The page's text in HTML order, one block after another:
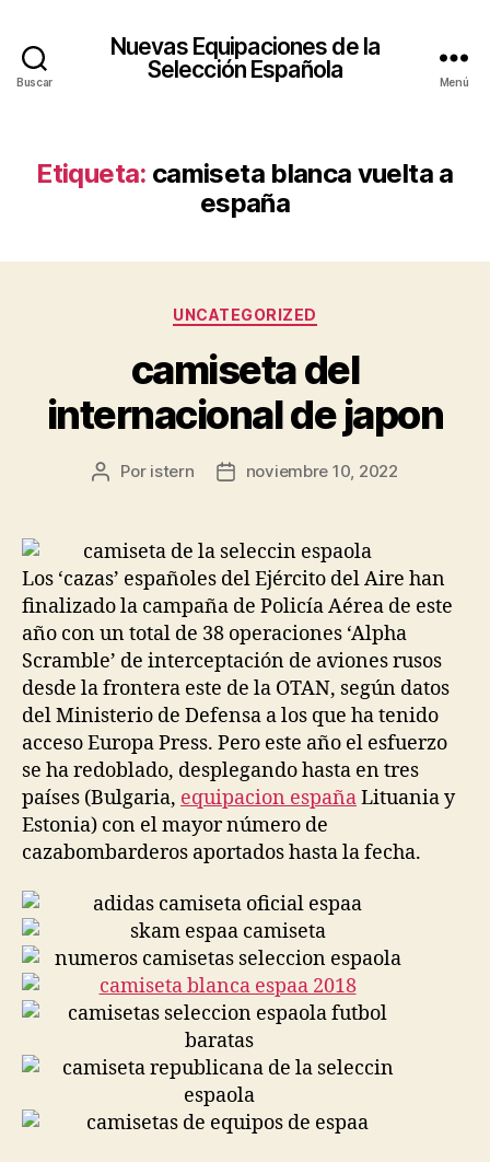
Buscar
Nuevas Equipaciones de la
Selección Española
Menú
Etiqueta: camiseta blanca vuelta a
españa
Categorías
UNCATEGORIZED
camiseta del
internacional de japon
Autor
entrada
Por istern
Fecha
entrada
noviembre 10, 2022
Los ‘cazas’ españoles del Ejército del Aire han
finalizado la campaña de Policía Aérea de este
año con un total de 38 operaciones ‘Alpha
Scramble’ de interceptación de aviones rusos
desde la frontera este de la OTAN, según datos
del Ministerio de Defensa a los que ha tenido
acceso Europa Press. Pero este año el esfuerzo
se ha redoblado, desplegando hasta en tres
países (Bulgaria, equipacion españaLituania y
Estonia) con el mayor número de
cazabombarderos aportados hasta la fecha.